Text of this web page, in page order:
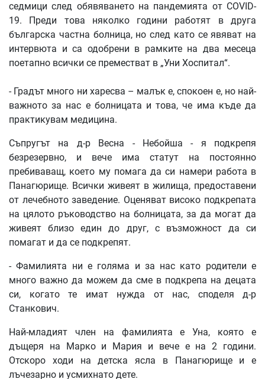
седмици след обявяването на пандемията от COVID-
19. Преди това няколко години работят в друга
българска частна болница, но след като се явяват на
интервюта и са одобрени в рамките на два месеца
поетапно всички се преместват в „Уни Хоспитал“.
- Градът много ни харесва – малък е, спокоен е, но най-
важното за нас е болницата и това, че има къде да
практикувам медицина.
Съпругът на д-р Весна - Небойша - я подкрепя
безрезервно, и вече има статут на постоянно
пребиваващ, което му помага да си намери работа в
Панагюрище. Всички живеят в жилища, предоставени
от лечебното заведение. Оценяват високо подкрепата
на цялото ръководство на болницата, за да могат да
живеят близо един до друг, с възможност да си
помагат и да се подкрепят.
- Фамилията ни е голяма и за нас като родители е
много важно да можем да сме в подкрепа на децата
си, когато те имат нужда от нас, споделя д-р
Станкович.
Най-младият член на фамилията е Уна, която е
дъщеря на Марко и Мария и вече е на 2 години.
Отскоро ходи на детска ясла в Панагюрище и е
лъчезарно и усмихнато дете.